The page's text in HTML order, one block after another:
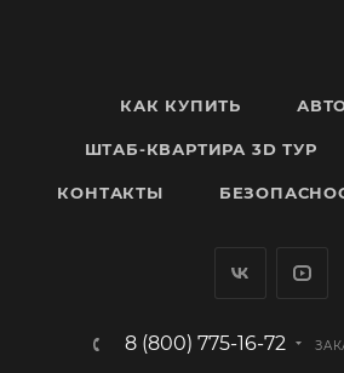
КАК КУПИТЬ
ШТАБ-КВАРТИРА 3D ТУР
КОНТАКТЫ
8 (800) 775-16-72